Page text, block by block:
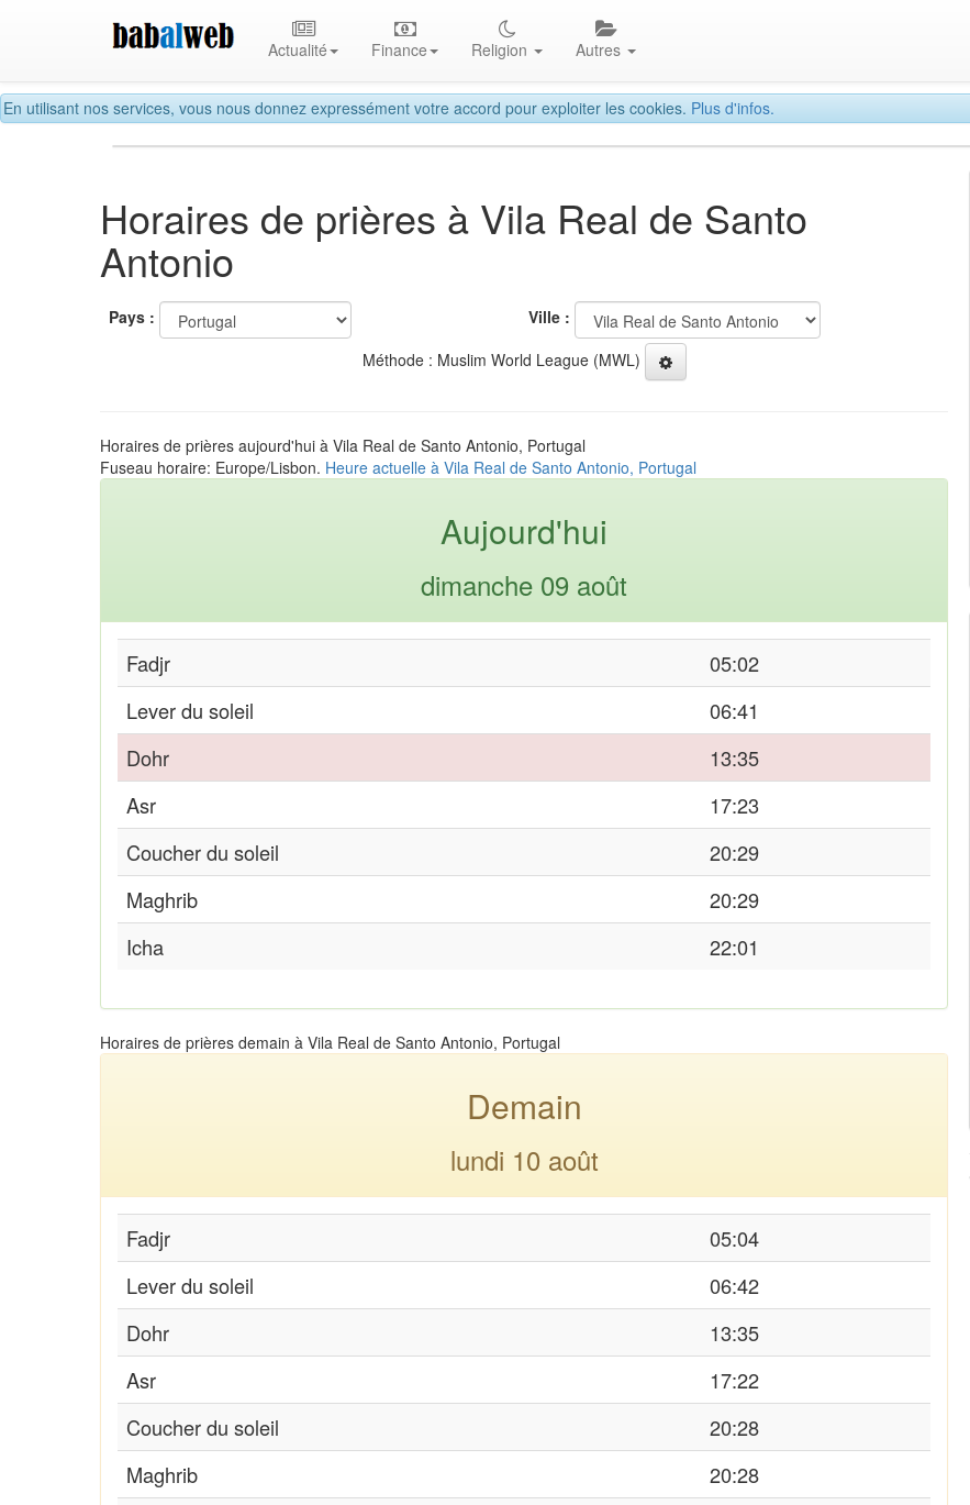
En utilisant nos services, vous nous donnez expressément votre accord pour exploiter les cookies. Plus d'infos.
Actualité Finance Religion Autres
Horaires de prières à Vila Real de Santo
Antonio
Pays :
Ville :
Méthode : Muslim World League (MWL)
Horaires de prières aujourd'hui à Vila Real de Santo Antonio, Portugal
Fuseau horaire: Europe/Lisbon. Heure actuelle à Vila Real de Santo Antonio, Portugal
Aujourd'hui
dimanche 09 août
Fadjr
05:02
Lever du soleil
06:41
Dohr
13:35
Asr
17:23
Coucher du soleil
20:29
Maghrib
20:29
Icha
22:01
Horaires de prières demain à Vila Real de Santo Antonio, Portugal
Demain
lundi 10 août
Fadjr
05:04
Lever du soleil
06:42
Dohr
13:35
Asr
17:22
Coucher du soleil
20:28
Maghrib
20:28